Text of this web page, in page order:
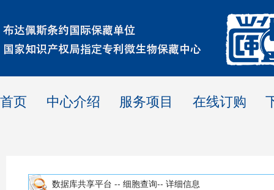
首页 中心介绍 服务项目 在线订购
数据库共享平台 -- 细胞查询-- 详细信息